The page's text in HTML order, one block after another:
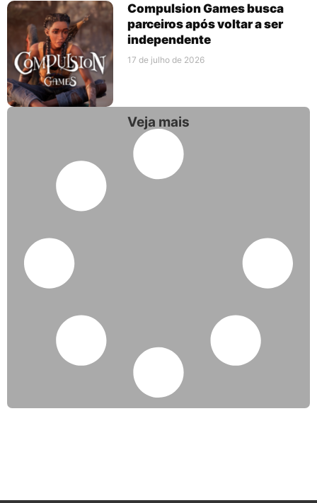
Compulsion Games busca
parceiros após voltar a ser
independente
17 de julho de 2026
Veja mais